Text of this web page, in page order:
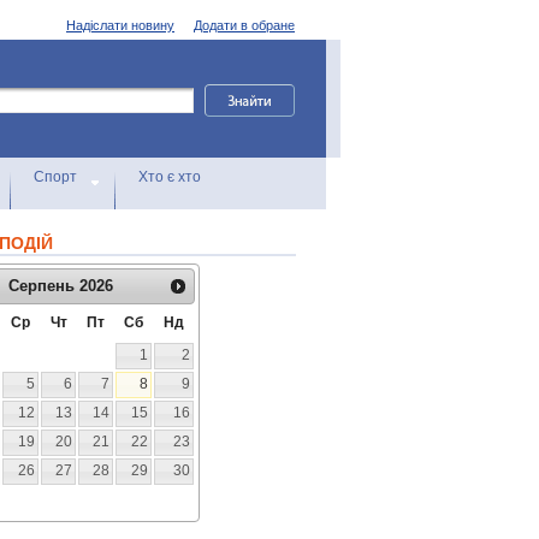
Додати в обране
Надіслати новину
Спорт Хто є хто
Серпень 2026
Ср Чт Пт Сб
Нд
1
2
5 6 7 8
9
12 13 14 15
16
19 20 21 22
23
26 27 28 29
30